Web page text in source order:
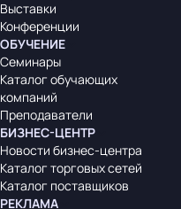
Выставки
Конференции
ОБУЧЕНИЕ
Семинары
Каталог обучающих
компаний
Преподаватели
БИЗНЕС-ЦЕНТР
Новости бизнес-центра
Каталог торговых сетей
Каталог поставщиков
РЕКЛАМА